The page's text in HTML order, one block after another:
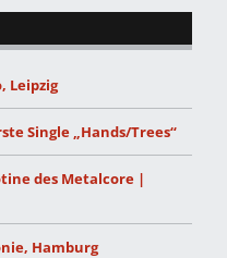
Leipzig
Single „Hands/Trees“
des Metalcore |
Hamburg